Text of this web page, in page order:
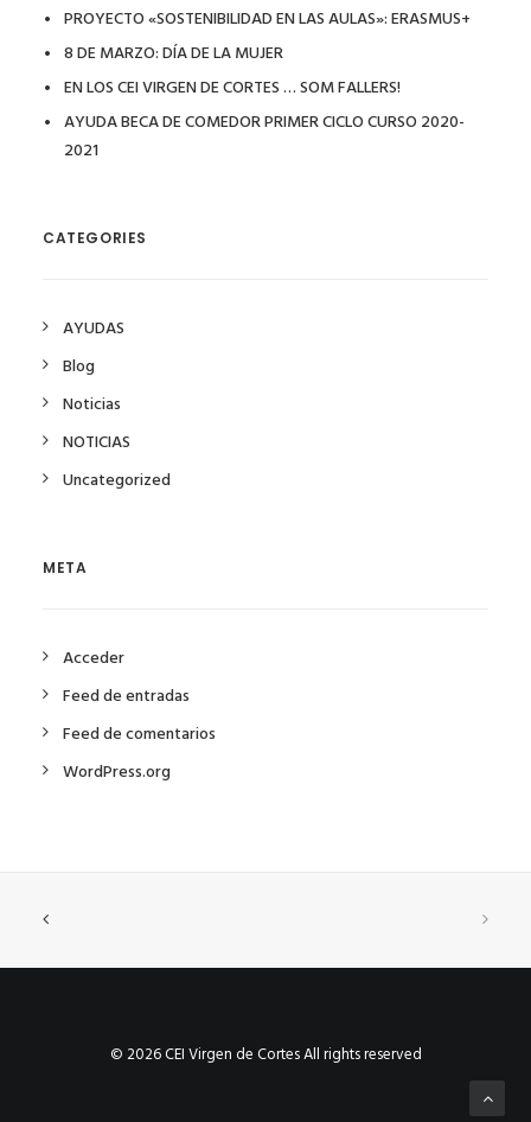
PROYECTO «SOSTENIBILIDAD EN LAS AULAS»: ERASMUS+
8 DE MARZO: DÍA DE LA MUJER
EN LOS CEI VIRGEN DE CORTES … SOM FALLERS!
AYUDA BECA DE COMEDOR PRIMER CICLO CURSO 2020-
2021
CATEGORIES
AYUDAS
Blog
Noticias
NOTICIAS
Uncategorized
META
Acceder
Feed de entradas
Feed de comentarios
WordPress.org
© 2026 CEI Virgen de Cortes All rights reserved